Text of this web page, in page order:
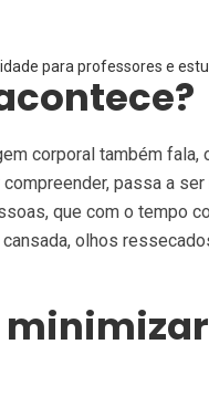
para professores e
corporal também fala,
passa a ser
que com o tempo
olhos